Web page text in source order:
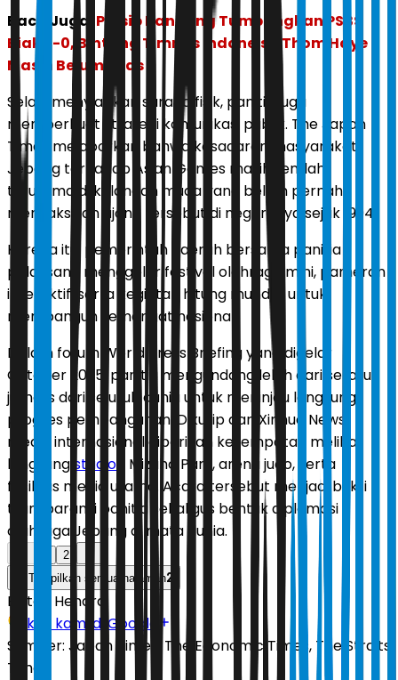
Baca Juga: Persib Bandung Tumbangkan PSBS
Biak 3-0, Bintang Timnas Indoneisa Thom Haye
Masih Belum Puas
Selain menyiapkan sarana fisik, panitia juga
memperkuat strategi komunikasi publik. The Japan
Times melaporkan bahwa kesadaran masyarakat
Jepang terhadap Asian Games masih rendah,
terutama di kalangan muda yang belum pernah
menyaksikan ajang tersebut di negaranya sejak 1994.
Karena itu, pemerintah daerah bersama panitia
pelaksana menggelar festival olahraga mini, pameran
interaktif, serta kegiatan hitung mundur untuk
membangun semangat nasional.
Dalam forum World Press Briefing yang digelar
Oktober 2025, panitia mengundang lebih dari seratus
jurnalis dari seluruh dunia untuk meninjau langsung
progres pembangunan. Dikutip dari Xinhua News,
media internasional diberikan kesempatan melihat
langsung stadion
Mizuho Park, arena judo, serta
fasilitas media utama. Acara tersebut menjadi bukti
transparansi panitia sekaligus bentuk diplomasi
olahraga Jepang di mata dunia.
2
Tampilkan semua halaman2
Editor: Hendra
Ikuti kami di Google
Sumber: Japan Times, The Economic Times, The Straits
Times